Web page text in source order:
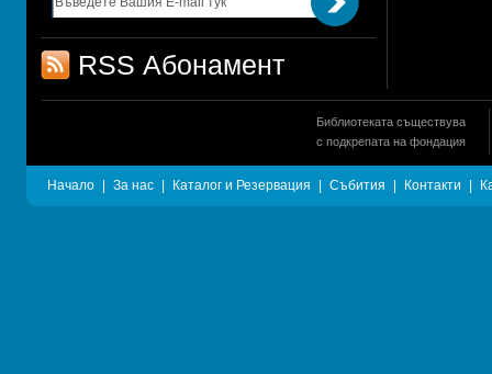
RSS Абонамент
Библиотеката съществува
с подкрепата на фондация
Начало За нас Каталог и Резервация Събития Контакти